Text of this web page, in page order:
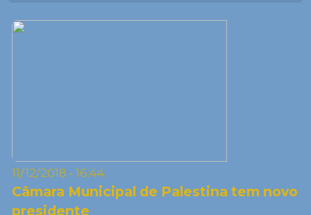
11/12/2018 • 16:44
Câmara Municipal de Palestina tem novo
presidente